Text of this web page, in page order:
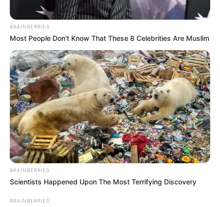
BRAINBERRIES
Most People Don't Know That These 8 Celebrities Are Muslim
BRAINBERRIES
Scientists Happened Upon The Most Terrifying Discovery
BRAINBERRIES